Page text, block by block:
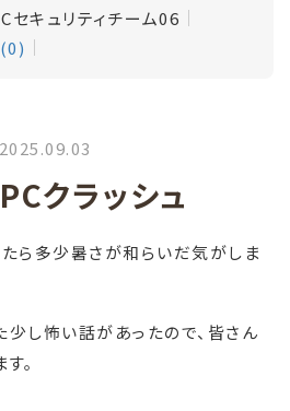
セキュリティチーム06
2025.09.03
クラッシュ
ら多少暑さが和らいだ気がしま
し怖い話があったので、皆さん
。